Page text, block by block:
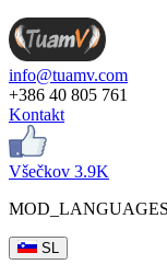
info@tuamv.com
+386 40 805 761
Kontakt
Všečkov 3.9K
SL